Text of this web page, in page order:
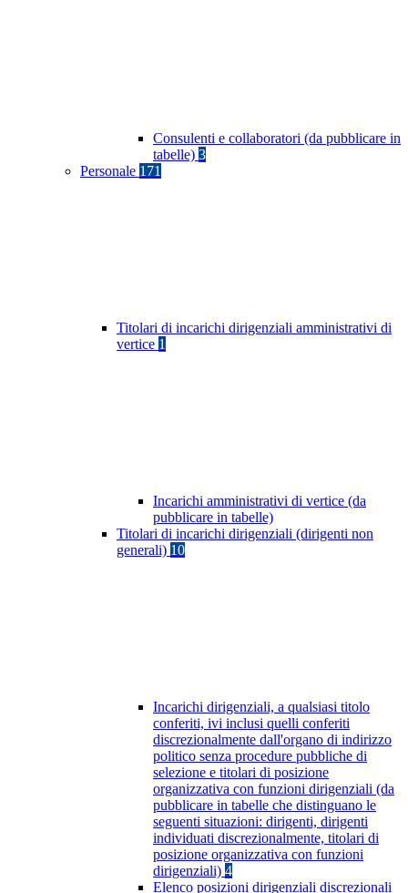
Consulenti e collaboratori (da pubblicare in
tabelle) 3
Personale 171
Titolari di incarichi dirigenziali amministrativi di
vertice 1
Incarichi amministrativi di vertice (da
pubblicare in tabelle)
Titolari di incarichi dirigenziali (dirigenti non
generali) 10
Incarichi dirigenziali, a qualsiasi titolo
conferiti, ivi inclusi quelli conferiti
discrezionalmente dall'organo di indirizzo
politico senza procedure pubbliche di
selezione e titolari di posizione
organizzativa con funzioni dirigenziali (da
pubblicare in tabelle che distinguano le
seguenti situazioni: dirigenti, dirigenti
individuati discrezionalmente, titolari di
posizione organizzativa con funzioni
dirigenziali) 4
Elenco posizioni dirigenziali discrezionali